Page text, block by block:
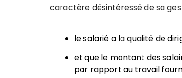
caractère désintéressé de sa
le salarié a la qualité de
et que le montant des
par rapport au travail